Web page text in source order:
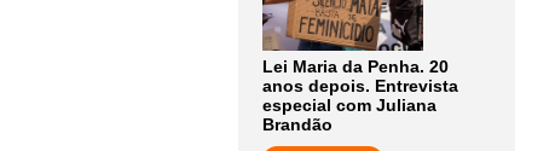
Lei Maria da Penha. 20
anos depois. Entrevista
especial com Juliana
Brandão